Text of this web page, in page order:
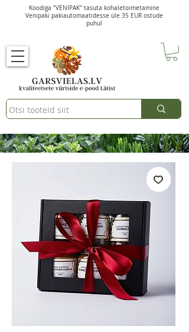
Koodiga "VENIPAK" tasuta kohaletoimetamine
Venipaki pakiautomaatidesse üle 35 EUR ostude
puhul